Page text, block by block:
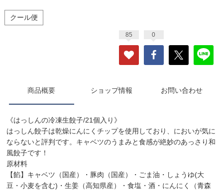
クール便
85 0
商品概要 ショップ情報 お問い合わせ
《はっしんの冷凍生餃子/21個入り》
はっしん餃子は乾燥にんにくチップを使用しており、においが気に
ならないと評判です。キャベツのうまみと食感が絶妙のあっさり和
風餃子です！
原材料
【餡】キャベツ（国産）・豚肉（国産）・ごま油・しょうゆ(大
豆・小麦を含む)・生姜（高知県産）・食塩・酒・にんにく（青森